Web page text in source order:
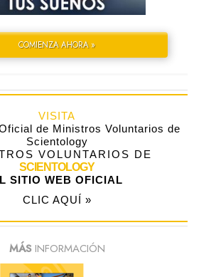
COMIENZA AHORA »
VISITA
VOLUNTARIOS DE
SCIENTOLOGY
SITIO WEB OFICIAL
CLIC AQUÍ »
MÁSINFORMACIÓN